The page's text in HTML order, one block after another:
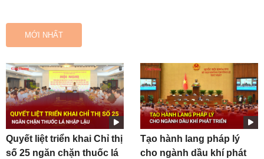
MỚI NHẤT
Quyết liệt triển khai Chỉ thị
số 25 ngăn chặn thuốc lá
Tạo hành lang pháp lý
cho ngành dầu khí phát